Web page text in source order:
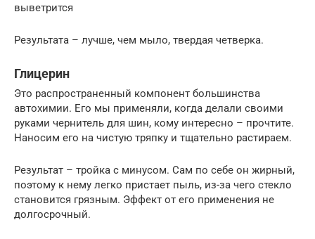
выветрится
Результата – лучше, чем мыло, твердая четверка.
Глицерин
Это распространенный компонент большинства
автохимии. Его мы применяли, когда делали своими
руками чернитель для шин, кому интересно – прочтите.
Наносим его на чистую тряпку и тщательно растираем.
Результат – тройка с минусом. Сам по себе он жирный,
поэтому к нему легко пристает пыль, из-за чего стекло
становится грязным. Эффект от его применения не
долгосрочный.